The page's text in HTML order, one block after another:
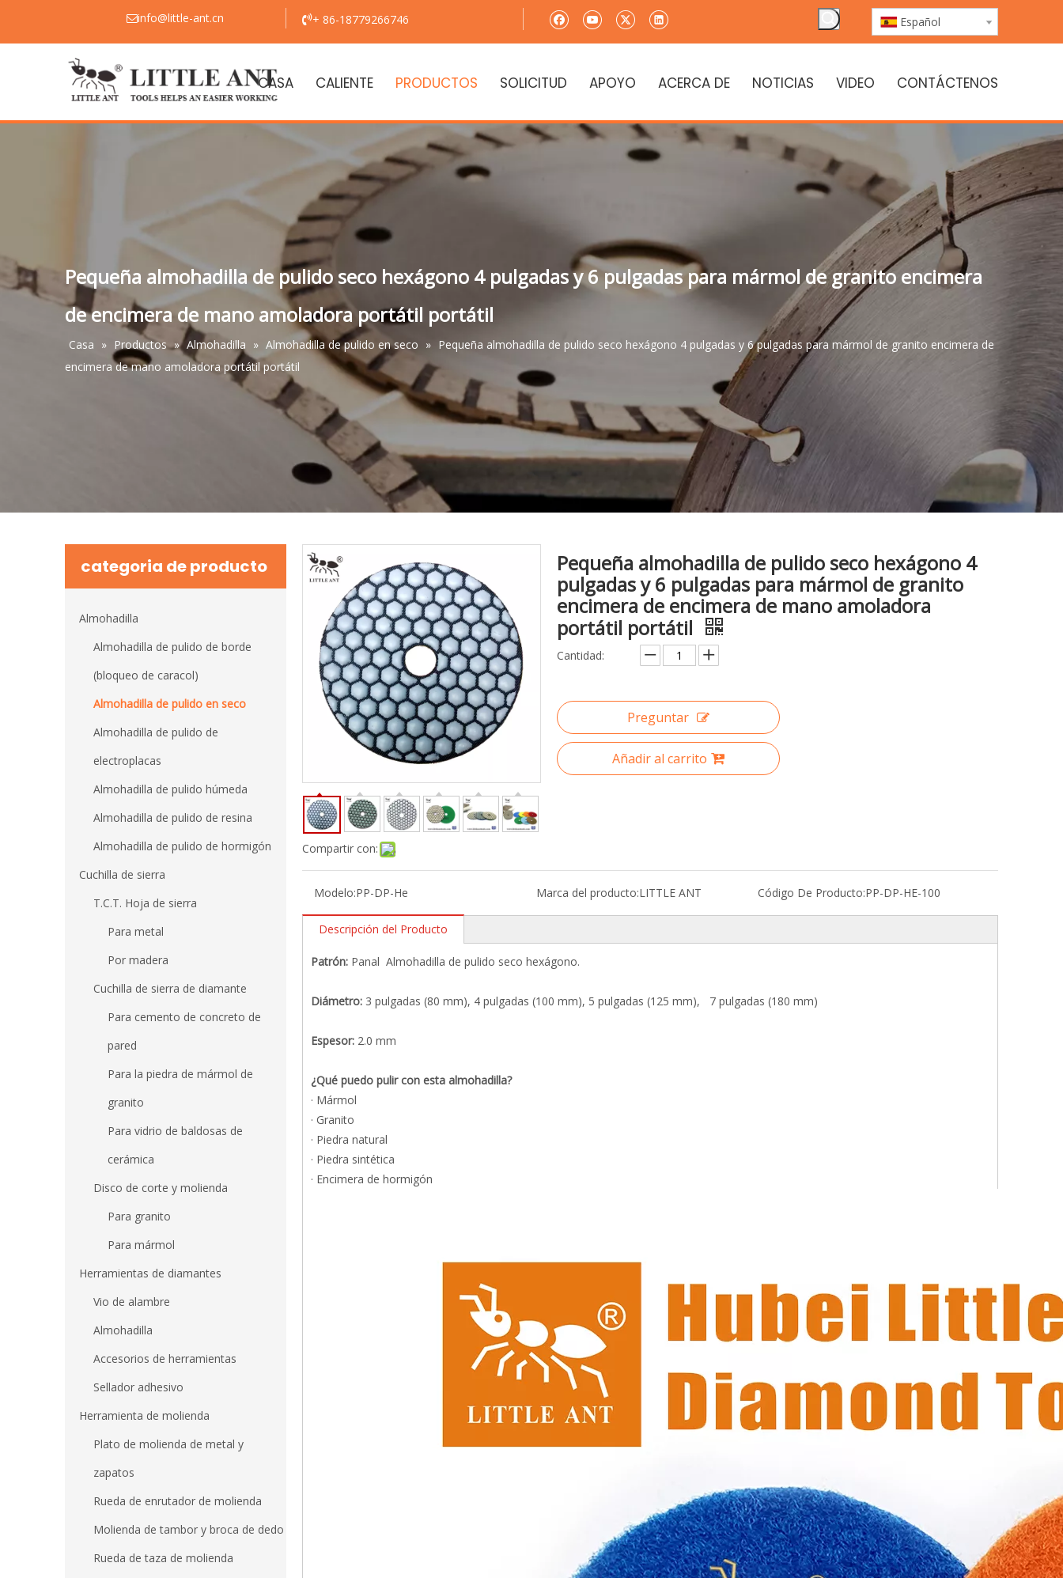
info@little-ant.cn + 86-18779266746 Español
CASA CALIENTE PRODUCTOS SOLICITUD APOYO ACERCA DE NOTICIAS VIDEO CONTÁCTENOS
Pequeña almohadilla de pulido seco hexágono 4 pulgadas y 6 pulgadas para mármol de granito encimera
de encimera de mano amoladora portátil portátil
Casa » Productos » Almohadilla » Almohadilla de pulido en seco » Pequeña almohadilla de pulido seco hexágono 4 pulgadas y 6 pulgadas para mármol de granito encimera de
encimera de mano amoladora portátil portátil
categoria de producto
Almohadilla
Almohadilla de pulido de borde
(bloqueo de caracol)
Almohadilla de pulido en seco
Almohadilla de pulido de
electroplacas
Almohadilla de pulido húmeda
Almohadilla de pulido de resina
Almohadilla de pulido de hormigón
Cuchilla de sierra
T.C.T. Hoja de sierra
Para metal
Por madera
Cuchilla de sierra de diamante
Para cemento de concreto de
pared
Para la piedra de mármol de
granito
Para vidrio de baldosas de
cerámica
Disco de corte y molienda
Para granito
Para mármol
Herramientas de diamantes
Vio de alambre
Almohadilla
Accesorios de herramientas
Sellador adhesivo
Herramienta de molienda
Plato de molienda de metal y
zapatos
Rueda de enrutador de molienda
Molienda de tambor y broca de dedo
Rueda de taza de molienda
Compartir con:
Pequeña almohadilla de pulido seco hexágono 4
pulgadas y 6 pulgadas para mármol de granito
encimera de encimera de mano amoladora
portátil portátil
Cantidad:
Preguntar
Añadir al carrito
Modelo:PP-DP-He Marca del producto:LITTLE ANT Código De Producto:PP-DP-HE-100
Descripción del Producto
Patrón: Panal Almohadilla de pulido seco hexágono.
Diámetro: 3 pulgadas (80 mm), 4 pulgadas (100 mm), 5 pulgadas (125 mm), 7 pulgadas (180 mm)
Espesor: 2.0 mm
¿Qué puedo pulir con esta almohadilla?
· Mármol
· Granito
· Piedra natural
· Piedra sintética
· Encimera de hormigón